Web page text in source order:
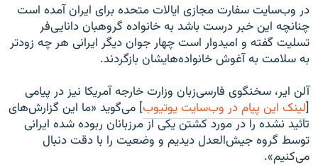
در وب‌سایت سفارت مجازی ایالات متحده برای ایران آمده است
چنانچه این خبر درست باشد به خانواده گروهبان دانایی‌فر
تسلیت گفته و امیدوار است چهار جوان دیگر ایرانی هر چه زودتر
به سلامت به آغوش خانواده‌هایشان بازگردند.
آلن ایر، سخنگوی فارسی‌زبان وزارت خارجه آمریکا نیز در پیامی
[لینک این پیام در وب‌سایت یوتیوب] می‌گوید «ما این گزارش‌های
تائید نشده را در مورد کشتن یکی از مرزبانان ربوده شده ایرانی
توسط گروه جیش‌العدل دیدیم و وضعیت را با دقت دنبال
می‌کنیم».